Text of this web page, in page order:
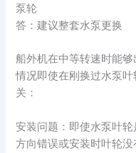
泵轮
答：建议整套水泵更换
船外机在中等转速时能
情况即使在刚换过水泵
关：
安装问题：即使水泵叶
方向错误或安装时叶轮